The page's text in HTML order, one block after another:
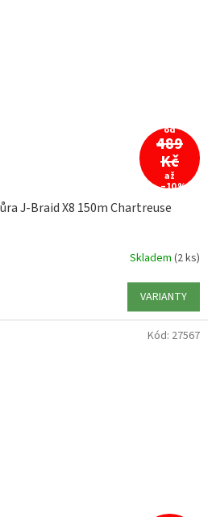
od
489
Kč
až
–10 %
J-Braid X8 150m Chartreuse
Skladem (2 ks)
VARIANTY
Kód: 27567